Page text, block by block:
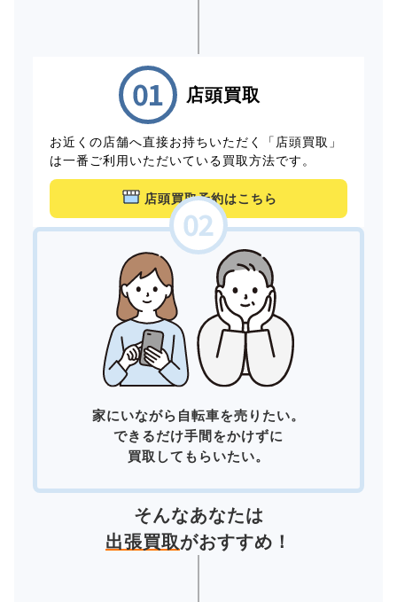
店頭買取
お近くの店舗へ直接お持ちいただく「店頭買取」
は一番ご利用いただいている買取方法です。
店頭買取予約はこちら
家にいながら自転車を売りたい。
できるだけ手間をかけずに
買取してもらいたい。
そんなあなたは
出張買取がおすすめ！